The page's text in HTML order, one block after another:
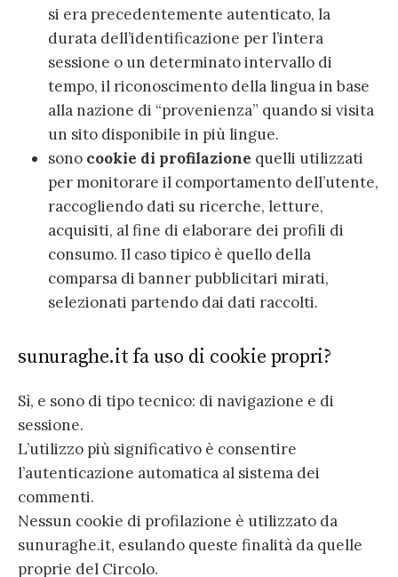
si era precedentemente autenticato, la
durata dell’identificazione per l’intera
sessione o un determinato intervallo di
tempo, il riconoscimento della lingua in base
alla nazione di “provenienza” quando si visita
un sito disponibile in più lingue.
sono cookie di profilazione quelli utilizzati
per monitorare il comportamento dell’utente,
raccogliendo dati su ricerche, letture,
acquisiti, al fine di elaborare dei profili di
consumo. Il caso tipico è quello della
comparsa di banner pubblicitari mirati,
selezionati partendo dai dati raccolti.
sunuraghe.it fa uso di cookie propri?
Sì, e sono di tipo tecnico: di navigazione e di
sessione.
L’utilizzo più significativo è consentire
l’autenticazione automatica al sistema dei
commenti.
Nessun cookie di profilazione è utilizzato da
sunuraghe.it, esulando queste finalità da quelle
proprie del Circolo.